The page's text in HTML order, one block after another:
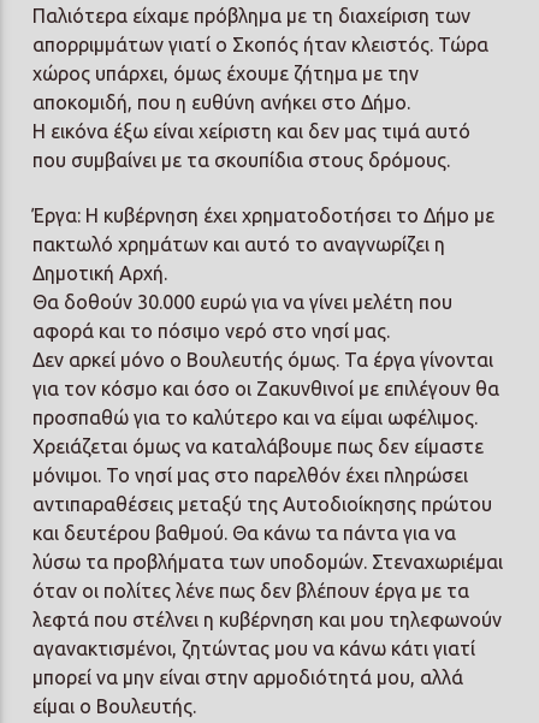
Παλιότερα είχαμε πρόβλημα με τη διαχείριση των
απορριμμάτων γιατί ο Σκοπός ήταν κλειστός. Τώρα
χώρος υπάρχει, όμως έχουμε ζήτημα με την
αποκομιδή, που η ευθύνη ανήκει στο Δήμο.
Η εικόνα έξω είναι χείριστη και δεν μας τιμά αυτό
που συμβαίνει με τα σκουπίδια στους δρόμους.
Έργα: Η κυβέρνηση έχει χρηματοδοτήσει το Δήμο με
πακτωλό χρημάτων και αυτό το αναγνωρίζει η
Δημοτική Αρχή.
Θα δοθούν 30.000 ευρώ για να γίνει μελέτη που
αφορά και το πόσιμο νερό στο νησί μας.
Δεν αρκεί μόνο ο Βουλευτής όμως. Τα έργα γίνονται
για τον κόσμο και όσο οι Ζακυνθινοί με επιλέγουν θα
προσπαθώ για το καλύτερο και να είμαι ωφέλιμος.
Χρειάζεται όμως να καταλάβουμε πως δεν είμαστε
μόνιμοι. Το νησί μας στο παρελθόν έχει πληρώσει
αντιπαραθέσεις μεταξύ της Αυτοδιοίκησης πρώτου
και δευτέρου βαθμού. Θα κάνω τα πάντα για να
λύσω τα προβλήματα των υποδομών. Στεναχωριέμαι
όταν οι πολίτες λένε πως δεν βλέπουν έργα με τα
λεφτά που στέλνει η κυβέρνηση και μου τηλεφωνούν
αγανακτισμένοι, ζητώντας μου να κάνω κάτι γιατί
μπορεί να μην είναι στην αρμοδιότητά μου, αλλά
είμαι ο Βουλευτής.